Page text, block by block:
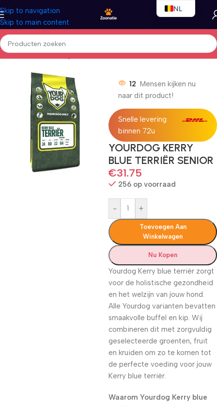
Skip to navigation
Skip to main content
Home/Honden/Droogvoer
12 Mensen kijken nu
naar dit product!
Snelle levering
binnen 72u
YOURDOG KERRY
BLUE TERRIËR SENIOR
€31.75
256 op voorraad
- +
Toevoegen Aan
Winkelwagen
Nu Kopen
Yourdog Kerry blue terriër zorgt
voor de holistische gezondheid
en het welzijn van jouw hond.
Alle Yourdog varianten bevatten
smaakvolle buffel en kip. Wij
combineren dit met zorgvuldig
geselecteerde groenten, fruit
en kruiden om zo te komen tot
de perfecte voeding voor jouw
Kerry blue terriër.
Waarom Yourdog Kerry blue
NL